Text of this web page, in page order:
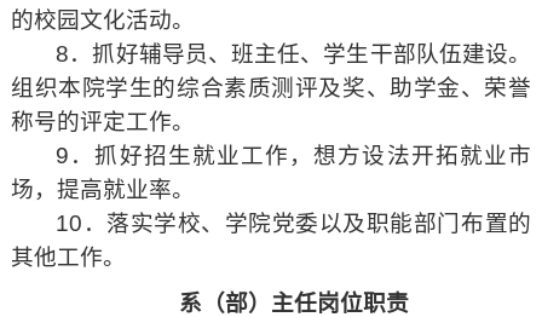
的校园文化活动。
8．抓好辅导员、班主任、学生干部队伍建设。
组织本院学生的综合素质测评及奖、助学金、荣誉
称号的评定工作。
9．抓好招生就业工作，想方设法开拓就业市
场，提高就业率。
10．落实学校、学院党委以及职能部门布置的
其他工作。
系（部）主任岗位职责